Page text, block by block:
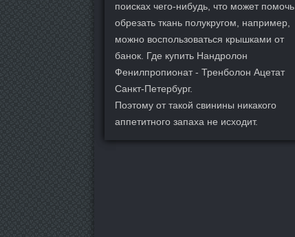
поисках чего-нибудь, что может помочь
обрезать ткань полукругом, например,
можно воспользоваться крышками от
банок. Где купить Нандролон
Фенилпропионат - Тренболон Ацетат
Санкт-Петербург.
Поэтому от такой свинины никакого
аппетитного запаха не исходит.